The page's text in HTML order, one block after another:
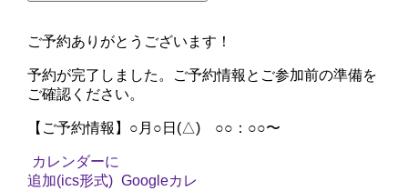
ご予約ありがとうございます！
予約が完了しました。 ご予約情報 と ご参加前の準備を
ご確認ください。
【ご予約情報】 ○月○日(△) ○○：○○〜
カレンダーに
追加(ics形式) Googleカレ